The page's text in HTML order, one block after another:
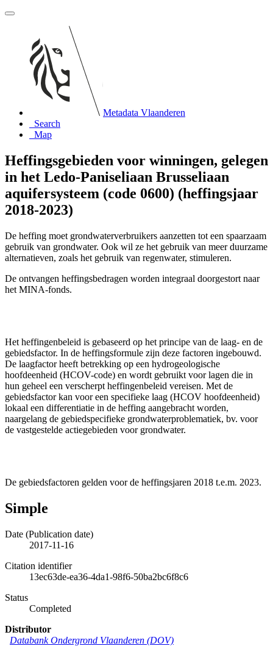
Metadata Vlaanderen
Search
Map
Heffingsgebieden voor winningen, gelegen
in het Ledo-Paniseliaan Brusseliaan
aquifersysteem (code 0600) (heffingsjaar
2018-2023)
De heffing moet grondwaterverbruikers aanzetten tot een spaarzaam
gebruik van grondwater. Ook wil ze het gebruik van meer duurzame
alternatieven, zoals het gebruik van regenwater, stimuleren.
De ontvangen heffingsbedragen worden integraal doorgestort naar
het MINA-fonds.
Het heffingenbeleid is gebaseerd op het principe van de laag- en de
gebiedsfactor. In de heffingsformule zijn deze factoren ingebouwd.
De laagfactor heeft betrekking op een hydrogeologische
hoofdeenheid (HCOV-code) en wordt gebruikt voor lagen die in
hun geheel een verscherpt heffingenbeleid vereisen. Met de
gebiedsfactor kan voor een specifieke laag (HCOV hoofdeenheid)
lokaal een differentiatie in de heffing aangebracht worden,
naargelang de gebiedspecifieke grondwaterproblematiek, bv. voor
de vastgestelde actiegebieden voor grondwater.
De gebiedsfactoren gelden voor de heffingsjaren 2018 t.e.m. 2023.
Simple
Date (Publication date)
2017-11-16
Citation identifier
13ec63de-ea36-4da1-98f6-50ba2bc6f8c6
Status
Completed
Distributor
Databank Ondergrond Vlaanderen (DOV)